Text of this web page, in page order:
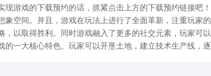
游戏的下载预约的话，抓紧点击上方的下载预约链接吧
空间。并且，游戏在玩法上进行了全面革新，注重玩家
以取得胜利。同时游戏融入了更多的社交元素，玩家可
一大核心特色。玩家可以开垦土地，建立技术生产线，